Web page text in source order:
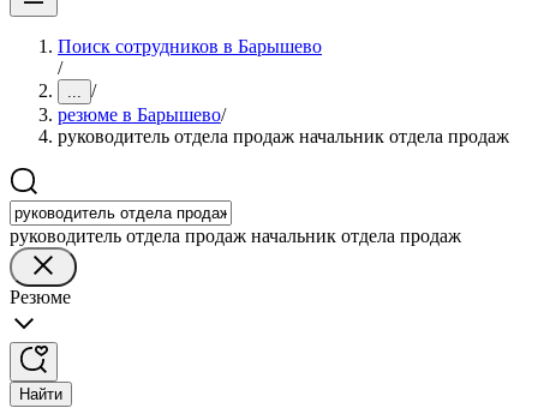
Поиск сотрудников в Барышево
/
... /
резюме в Барышево/
руководитель отдела продаж начальник отдела продаж
руководитель отдела продаж начальник отдела продаж
Резюме
Найти